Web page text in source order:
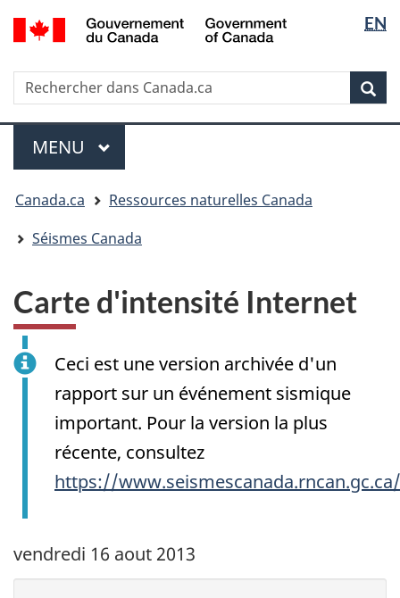
Passer
au
principal
Passer
à
sujet
du
gouvernement »
Passer
à
version
HTML
simplifiée
la
langue
EN
Rechercher
Rechercher
dans
Canada.ca
Menu
MENU PRINCIPAL
êtes
ici
Canada.ca
Ressources naturelles Canada
Séismes Canada
Carte d'intensité Internet
Ceci est une version archivée d'un
rapport sur un événement sismique
important. Pour la version la plus
récente, consultez
https://
vendredi 16 aout 2013